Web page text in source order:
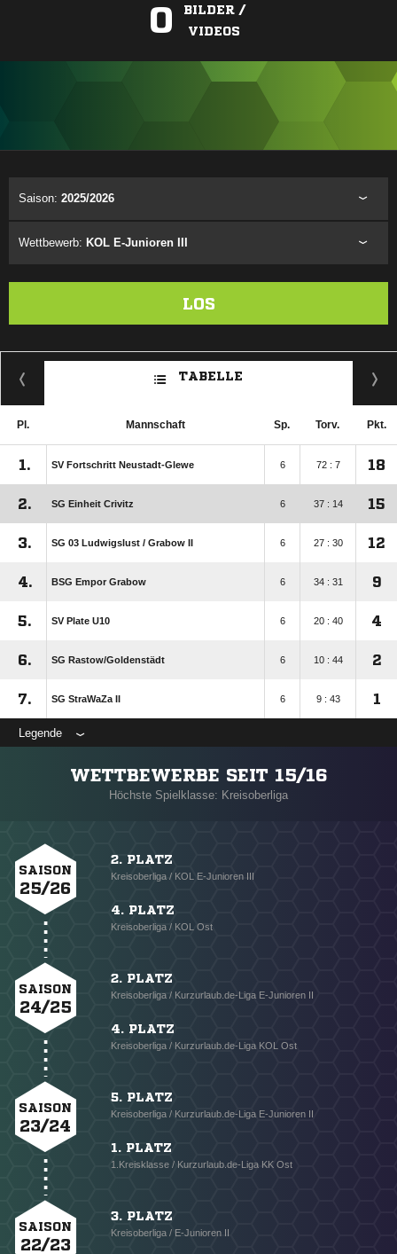
0
BILDER /
VIDEOS
Saison: 2025/2026
Wettbewerb: KOL E-Junioren III
LOS
TABELLE
Pl. Mannschaft Sp. Torv. Pkt.
1. SV Fortschritt Neustadt-Glewe 6 72 : 7 18
2. SG Einheit Crivitz 6 37 : 14 15
3. SG 03 Ludwigslust /​ Grabow II 6 27 : 30 12
4. BSG Empor Grabow 6 34 : 31 9
5. SV Plate U10 6 20 : 40 4
6. SG Rastow/​Goldenstädt 6 10 : 44 2
7. SG StraWaZa II 6 9 : 43 1
Legende
WETTBEWERBE SEIT 15/16
Höchste Spielklasse: Kreisoberliga
SAISON
25/26
2. PLATZ
Kreisoberliga / KOL E-Junioren III
4. PLATZ
Kreisoberliga / KOL Ost
SAISON
24/25
2. PLATZ
Kreisoberliga / Kurzurlaub.de-Liga E-Junioren II
4. PLATZ
Kreisoberliga / Kurzurlaub.de-Liga KOL Ost
SAISON
23/24
5. PLATZ
Kreisoberliga / Kurzurlaub.de-Liga E-Junioren II
1. PLATZ
1.Kreisklasse / Kurzurlaub.de-Liga KK Ost
SAISON
22/23
3. PLATZ
Kreisoberliga / E-Junioren II